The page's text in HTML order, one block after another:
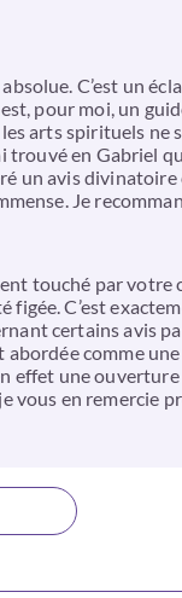
C’est un
pour moi, un
arts spirituels ne
trouvé en Gabriel
un avis
Je
touché par votre
C’est
certains avis
comme
une
vous en remercie